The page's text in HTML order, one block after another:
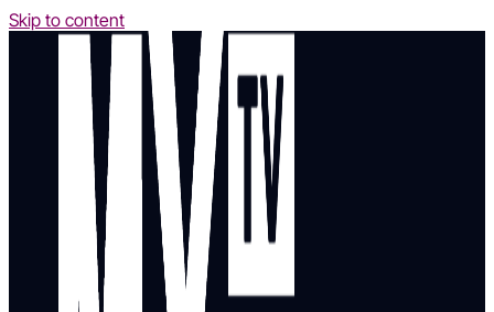
Skip to content